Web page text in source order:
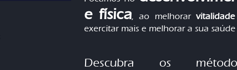
e física, ao melhorar
exercitar mais e melhorar a sua saúde
Descubra os